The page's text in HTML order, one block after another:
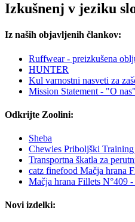
Izkušnenj v jeziku
Iz naših objavljenih člankov:
Ruffwear - preizkušena
HUNTER
Kul varnostni nasveti za
Mission Statement - "O nas"
Odkrijte Zoolini:
Sheba
Chewies Priboljški
Transportna škatla za
catz finefood Mačja hrana
Mačja hrana Fillets N°409
Novi izdelki: